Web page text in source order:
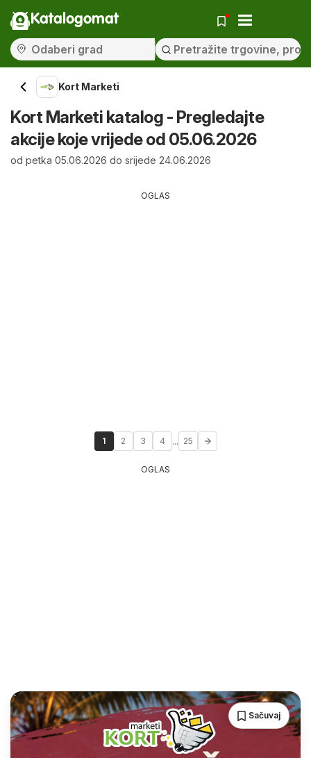
Katalogomat
Kort Marketi
Kort Marketi katalog - Pregledajte
akcije koje vrijede od 05.06.2026
od petka 05.06.2026 do srijede 24.06.2026
OGLAS
1 2 3 4 ... 25
OGLAS
Sačuvaj